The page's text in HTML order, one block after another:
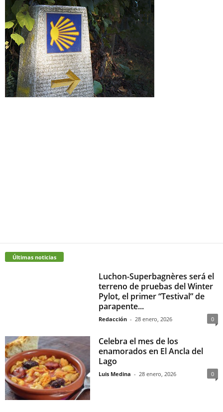
Últimas noticias
Luchon-Superbagnères será el
terreno de pruebas del Winter
Pylot, el primer “Testival” de
parapente...
Redacción - 28 enero, 2026 0
Celebra el mes de los
enamorados en El Ancla del
Lago
Luis Medina - 28 enero, 2026 0